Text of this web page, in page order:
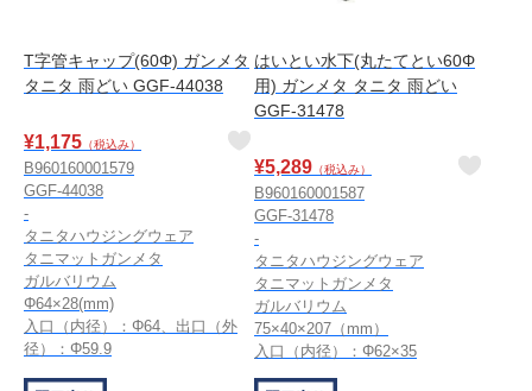
T字管キャップ(60Φ) ガンメタ
タニタ 雨どい GGF-44038
¥1,175 （税込み）
B960160001579
GGF-44038
-
タニタハウジングウェア
タニマットガンメタ
ガルバリウム
Φ64×28(mm)
入口（内径）：Φ64、出口（外
径）：Φ59.9
はいとい水下(丸たてとい60Φ
用) ガンメタ タニタ 雨どい
GGF-31478
¥5,289 （税込み）
B960160001587
GGF-31478
-
タニタハウジングウェア
タニマットガンメタ
ガルバリウム
75×40×207（mm）
入口（内径）：Φ62×35